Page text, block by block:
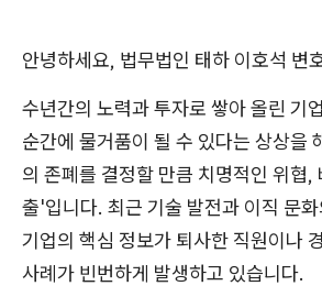
안녕하세요, 법무법인 태하 이호석 변
수년간의 노력과 투자로 쌓아 올린 기
순간에 물거품이 될 수 있다는 상상을
의 존폐를 결정할 만큼 치명적인 위협,
출'입니다. 최근 기술 발전과 이직 문
기업의 핵심 정보가 퇴사한 직원이나
사례가 빈번하게 발생하고 있습니다.